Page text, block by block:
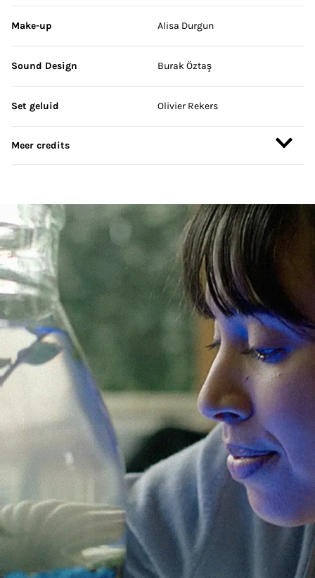
Make-up Alisa Durgun
Sound Design Burak Öztaş
Set geluid Olivier Rekers
Meer credits